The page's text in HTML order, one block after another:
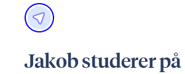
Jakob studerer på